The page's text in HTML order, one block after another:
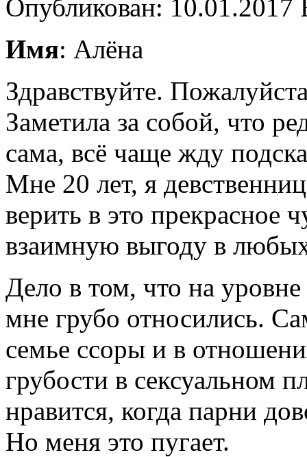
Опубликован:
Имя: Алёна
Здравствуйте.
Заметила за собой, что
сама, всё чаще жду
Мне 20 лет, я
верить в это прекрасное
взаимную выгоду в
Дело в том, что на
мне грубо относились.
семье ссоры и в
грубости в сексуальном
нравится, когда парни
Но меня это пугает.